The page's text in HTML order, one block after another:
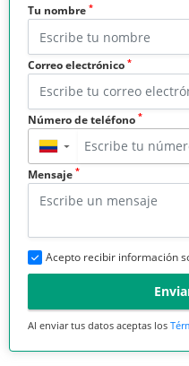
Tu nombre *
Correo electrónico *
Número de teléfono *
▼
Mensaje *
Acepto recibir información
Al enviar tus datos aceptas los